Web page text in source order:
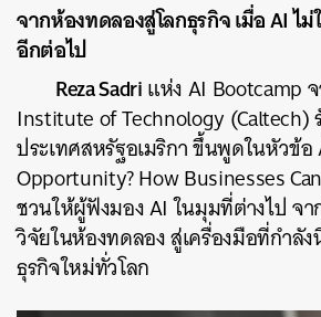
จากห้องทดลองสู่โลกธุรกิจ เมื่อ AI ไ
อีกต่อไป
Reza Sadriแห่ง AI Bootcamp
Institute of Technology (Caltech)
ประเทศสหรัฐอเมริกา ขึ้นพูดในหัวข้
Opportunity? How Businesses
ชวนให้ผู้ฟังมอง AI ในมุมที่ต่างไป จา
วิจัยในห้องทดลอง สู่เครื่องมือที่กำลั
ธุรกิจใหม่ทั่วโลก